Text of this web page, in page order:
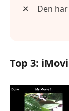
Den
Top 3: